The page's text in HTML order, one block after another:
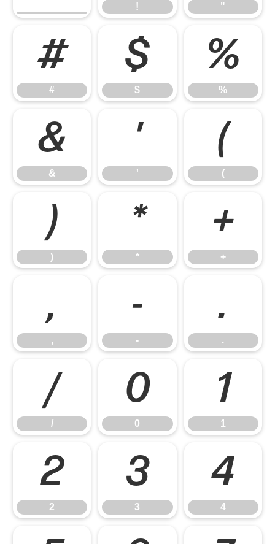
! "
#
#
$
$
%
%
&
&
'
'
(
(
)
)
*
*
+
+
,
,
-
-
.
.
/
/
0
0
1
1
2
2
3
3
4
4